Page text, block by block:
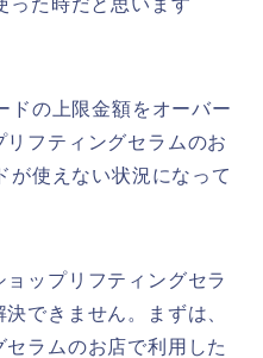
の上限金額をオーバー
フティングセラムのお
使えない状況になって
ップリフティングセラ
できません。まずは、
ラムのお店で利用した